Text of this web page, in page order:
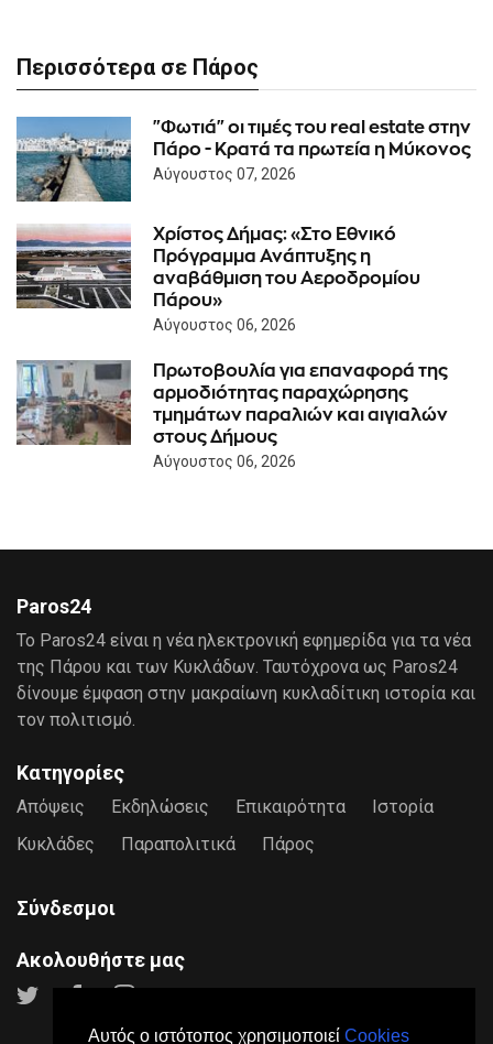
Αυτός ο ιστότοπος χρησιμοποιεί Cookies
Περισσότερα σε Πάρος
"Φωτιά" οι τιμές του real estate στην
Πάρο - Κρατά τα πρωτεία η Μύκονος
Αύγουστος 07, 2026
Χρίστος Δήμας: «Στο Εθνικό
Πρόγραμμα Ανάπτυξης η
αναβάθμιση του Αεροδρομίου
Πάρου»
Αύγουστος 06, 2026
Πρωτοβουλία για επαναφορά της
αρμοδιότητας παραχώρησης
τμημάτων παραλιών και αιγιαλών
στους Δήμους
Αύγουστος 06, 2026
Paros24
Το Paros24 είναι η νέα ηλεκτρονική εφημερίδα για τα νέα
της Πάρου και των Κυκλάδων. Ταυτόχρονα ως Paros24
δίνουμε έμφαση στην μακραίωνη κυκλαδίτικη ιστορία και
τον πολιτισμό.
Κατηγορίες
Απόψεις Εκδηλώσεις Επικαιρότητα
Ιστορία
Κυκλάδες
Παραπολιτικά Πάρος
Σύνδεσμοι
Ακολουθήστε μας